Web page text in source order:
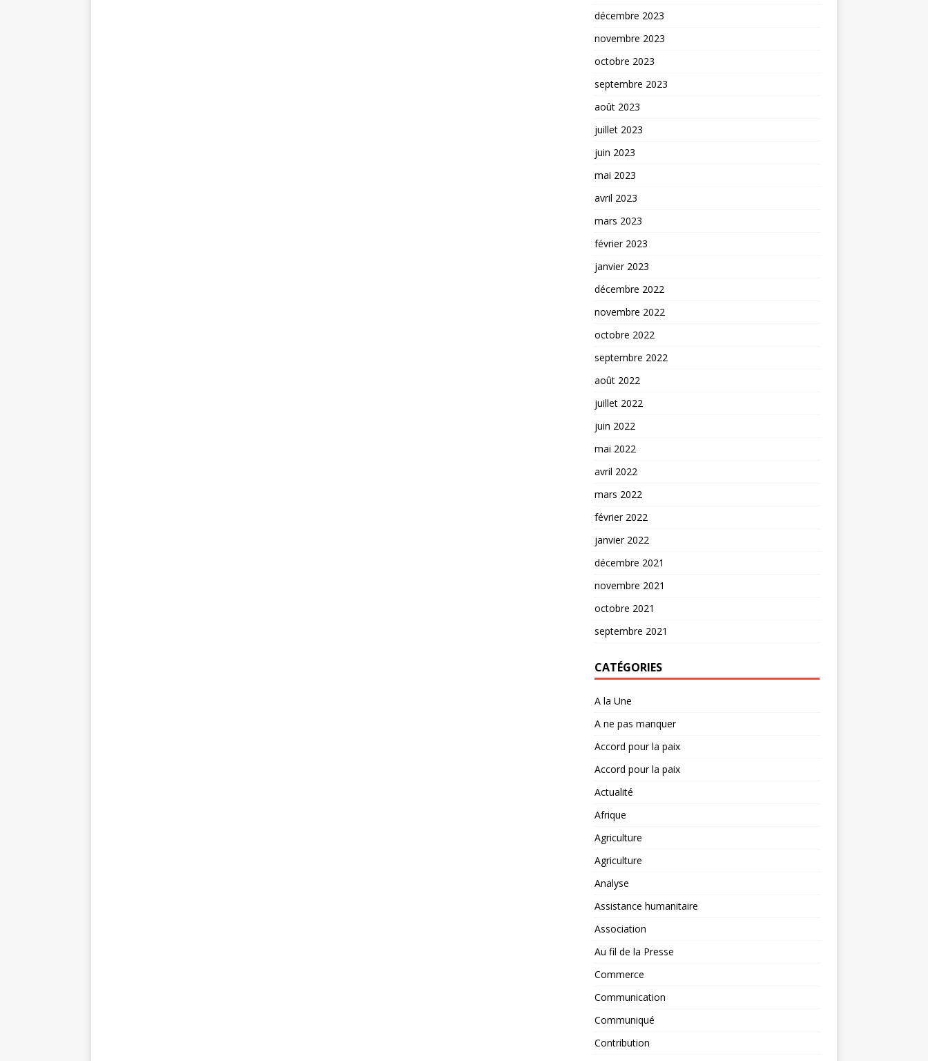
décembre 2023
novembre 2023
octobre 2023
septembre 2023
août 2023
juillet 2023
juin 2023
mai 2023
avril 2023
mars 2023
février 2023
janvier 2023
décembre 2022
novembre 2022
octobre 2022
septembre 2022
août 2022
juillet 2022
juin 2022
mai 2022
avril 2022
mars 2022
février 2022
janvier 2022
décembre 2021
novembre 2021
octobre 2021
septembre 2021
CATÉGORIES
A la Une
A ne pas manquer
Accord pour la paix
Accord pour la paix
Actualité
Afrique
Agriculture
Agriculture
Analyse
Assistance humanitaire
Association
Au fil de la Presse
Commerce
Communication
Communiqué
Contribution